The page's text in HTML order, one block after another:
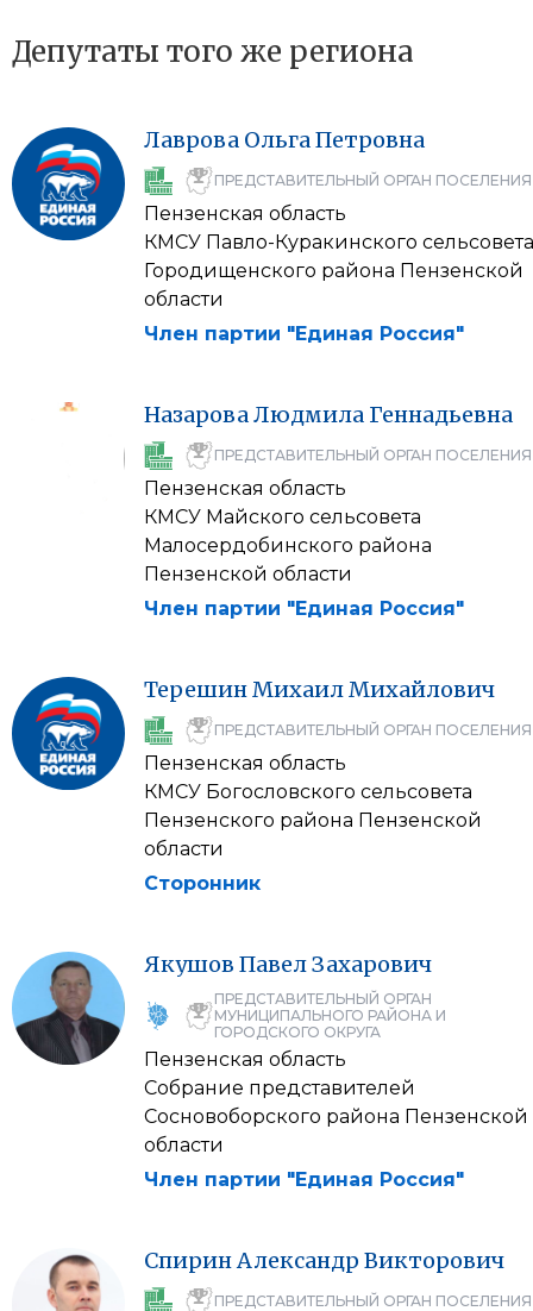
Депутаты того же региона
Лаврова ОльгаПетровна
ПРЕДСТАВИТЕЛЬНЫЙ ОРГАН ПОСЕЛЕНИЯ
Пензенская область
КМСУ Павло-Куракинского сельсовета
Городищенского района Пензенской
области
Член партии "Единая Россия"
НазароваЛюдмила Геннадьевна
ПРЕДСТАВИТЕЛЬНЫЙ ОРГАН ПОСЕЛЕНИЯ
Пензенская область
КМСУ Майского сельсовета
Малосердобинского района
Пензенской области
Член партии "Единая Россия"
ТерешинМихаилМихайлович
ПРЕДСТАВИТЕЛЬНЫЙ ОРГАН ПОСЕЛЕНИЯ
Пензенская область
КМСУ Богословского сельсовета
Пензенского района Пензенской
области
Сторонник
Якушов ПавелЗахарович
ПРЕДСТАВИТЕЛЬНЫЙ ОРГАН
МУНИЦИПАЛЬНОГО РАЙОНА И
ГОРОДСКОГО ОКРУГА
Пензенская область
Собрание представителей
Сосновоборского района Пензенской
области
Член партии "Единая Россия"
СпиринАлександр Викторович
ПРЕДСТАВИТЕЛЬНЫЙ ОРГАН ПОСЕЛЕНИЯ